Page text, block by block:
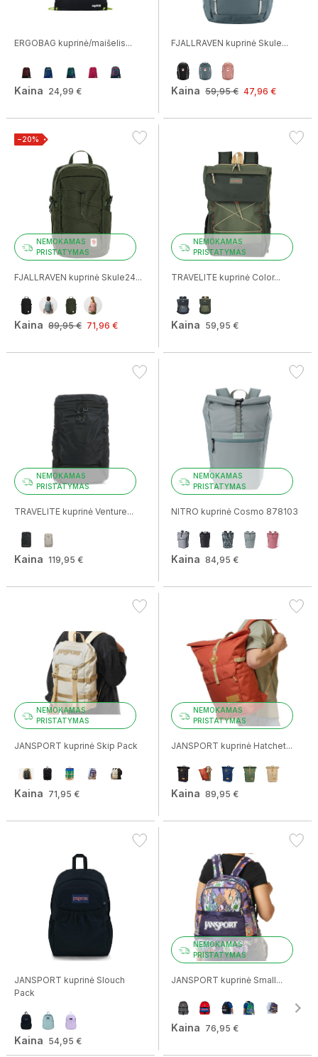
ERGOBAG kuprinė/maišelis...
Kaina 24,99 €
FJALLRAVEN kuprinė Skule...
Kaina 59,95 € 47,96 €
−20%
NEMOKAMAS
PRISTATYMAS
FJALLRAVEN kuprinė Skule24...
Kaina 89,95 € 71,96 €
NEMOKAMAS
PRISTATYMAS
TRAVELITE kuprinė Color...
Kaina 59,95 €
NEMOKAMAS
PRISTATYMAS
TRAVELITE kuprinė Venture...
Kaina 119,95 €
NEMOKAMAS
PRISTATYMAS
NITRO kuprinė Cosmo 878103
Kaina 84,95 €
NEMOKAMAS
PRISTATYMAS
JANSPORT kuprinė Skip Pack
Kaina 71,95 €
NEMOKAMAS
PRISTATYMAS
JANSPORT kuprinė Hatchet...
Kaina 89,95 €
JANSPORT kuprinė Slouch
Pack
Kaina 54,95 €
NEMOKAMAS
PRISTATYMAS
JANSPORT kuprinė Small...
Kaina 76,95 €